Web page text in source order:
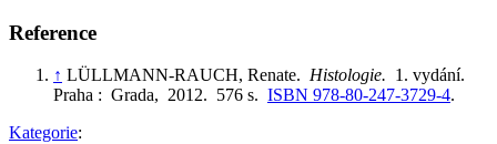
Reference
↑ LÜLLMANN-RAUCH, Renate. Histologie. 1. vydání.
Praha : Grada, 2012. 576 s. ISBN 978-80-247-3729-4.
Kategorie: